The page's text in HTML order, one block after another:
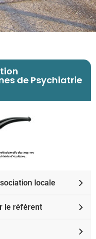
de Psychiatrie
locale
le référent